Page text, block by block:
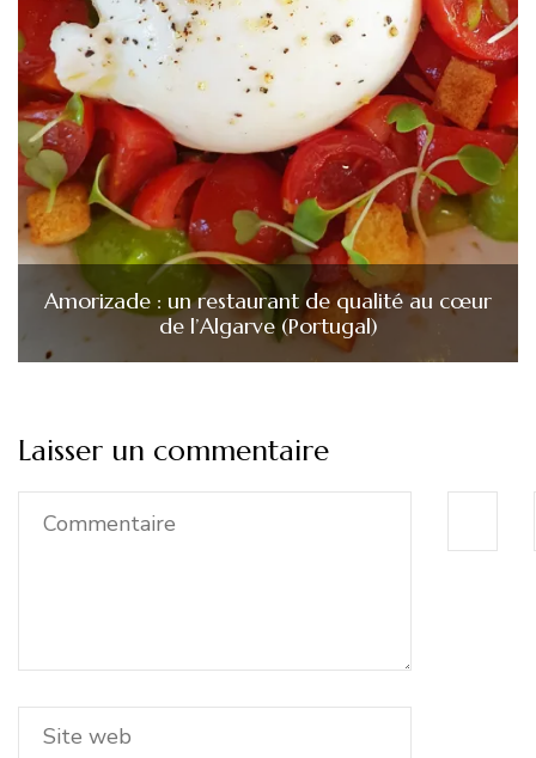
Amorizade : un restaurant de qualité au cœur
de l’Algarve (Portugal)
Laisser un commentaire